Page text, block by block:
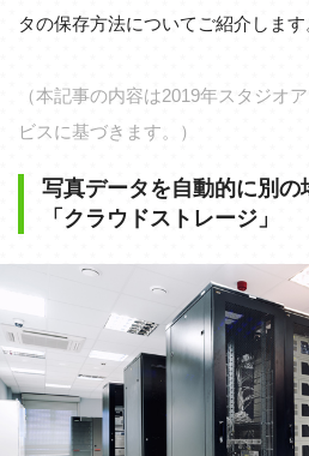
タの保存方法についてご紹介します
（本記事の内容は2019年スタジオ
ビスに基づきます。）
写真データを自動的に別の
「クラウドストレージ」